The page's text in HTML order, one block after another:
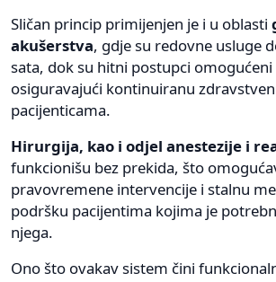
Sličan princip primijenjen je i u oblasti
akušerstva, gdje su redovne usluge
sata, dok su hitni postupci
osiguravajući kontinuiranu
pacijenticama.
Hirurgija, kao i odjel anestezije i
funkcionišu bez prekida, što
pravovremene intervencije i stalnu
podršku pacijentima kojima je
njega.
Ono što ovakav sistem čini